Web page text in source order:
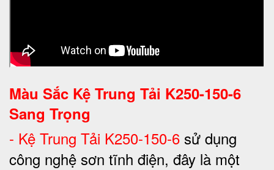
Màu Sắc Kệ Trung Tải K250-150-6
Sang Trọng
- Kệ Trung Tải K250-150-6 sử dụng
công nghệ sơn tĩnh điện, đây là một